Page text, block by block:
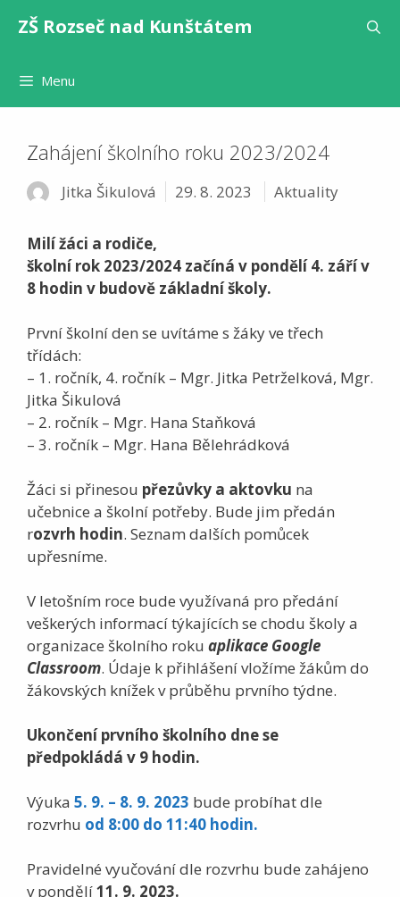
ZŠ Rozseč nad Kunštátem
Menu
Zahájení školního roku 2023/2024
Jitka Šikulová 29. 8. 2023 Rubriky
Aktuality
Milí žáci a rodiče,
školní rok 2023/2024 začíná v pondělí 4. září v
8 hodin v budově základní školy.
První školní den se uvítáme s žáky ve třech
třídách:
– 1. ročník, 4. ročník – Mgr. Jitka Petrželková, Mgr.
Jitka Šikulová
– 2. ročník – Mgr. Hana Staňková
– 3. ročník – Mgr. Hana Bělehrádková
Žáci si přinesou přezůvky a aktovku na
učebnice a školní potřeby. Bude jim předán
rozvrh hodin. Seznam dalších pomůcek
upřesníme.
V letošním roce bude využívaná pro předání
veškerých informací týkajících se chodu školy a
organizace školního roku aplikace Google
Classroom. Údaje k přihlášení vložíme žákům do
žákovských knížek v průběhu prvního týdne.
Ukončení prvního školního dne se
předpokládá v 9 hodin.
Výuka 5. 9. – 8. 9. 2023 bude probíhat dle
rozvrhu od 8:00 do 11:40 hodin.
Pravidelné vyučování dle rozvrhu bude zahájeno
v pondělí11. 9. 2023.